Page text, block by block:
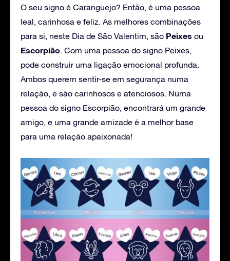
O seu signo é Caranguejo? Então, é uma pessoa
leal, carinhosa e feliz. As melhores combinações
para si, neste Dia de São Valentim, são Peixes ou
Escorpião. Com uma pessoa do signo Peixes,
pode construir uma ligação emocional profunda.
Ambos querem sentir-se em segurança numa
relação, e são carinhosos e atenciosos. Numa
pessoa do signo Escorpião, encontrará um grande
amigo, e uma grande amizade é a melhor base
para uma relação apaixonada!